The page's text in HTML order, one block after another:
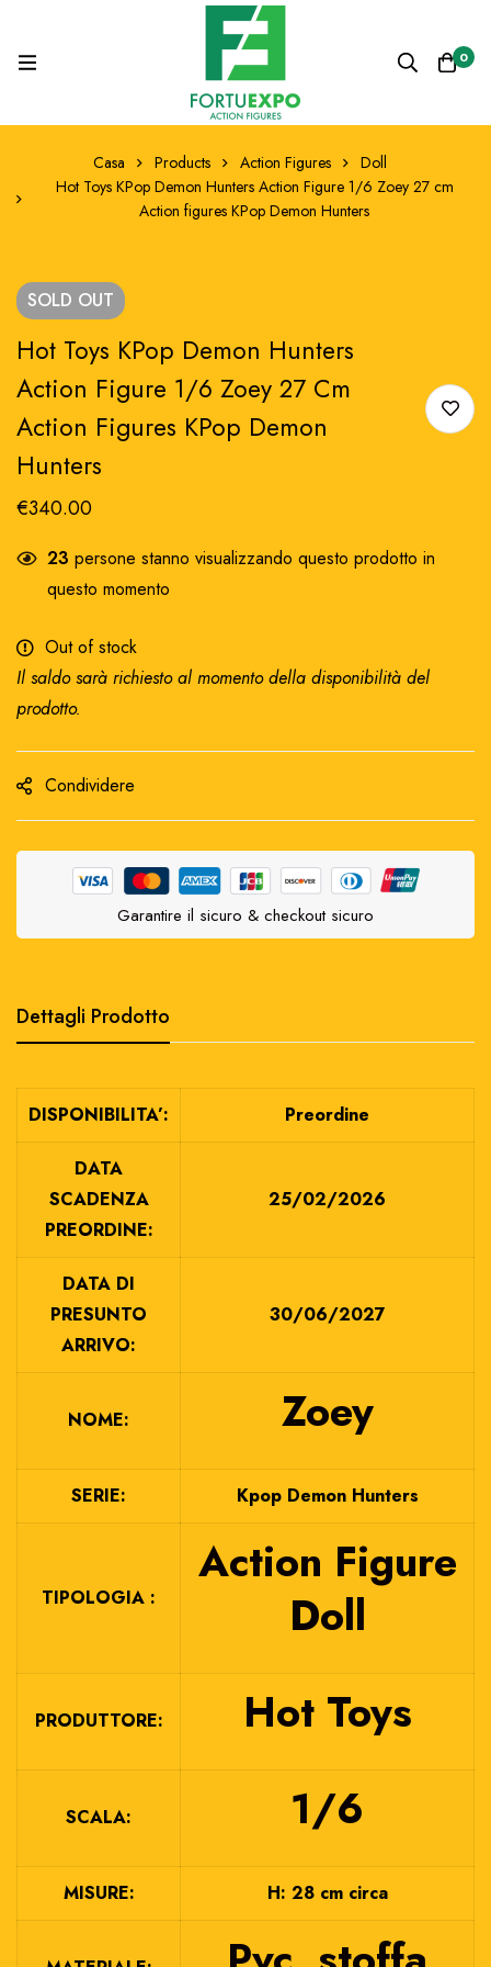
0
Casa Products Action Figures
Doll
Hot Toys KPop Demon Hunters Action Figure 1/6 Zoey 27 cm
Action figures KPop Demon Hunters
SOLD OUT
Hot Toys KPop Demon Hunters
Action Figure 1/6 Zoey 27 Cm
Action Figures KPop Demon
Hunters
€340.00
23 persone stanno visualizzando questo prodotto in
questo momento
Out of stock
Il saldo sarà richiesto al momento della disponibilità del
prodotto.
Condividere
Garantire il sicuro & checkout sicuro
Dettagli Prodotto
DISPONIBILITA’: Preordine
DATA
SCADENZA
PREORDINE:
25/02/2026
DATA DI
PRESUNTO
ARRIVO:
30/06/2027
NOME: Zoey
SERIE: Kpop Demon Hunters
TIPOLOGIA :
Action Figure
Doll
PRODUTTORE: Hot Toys
SCALA: 1/6
MISURE: H: 28 cm circa